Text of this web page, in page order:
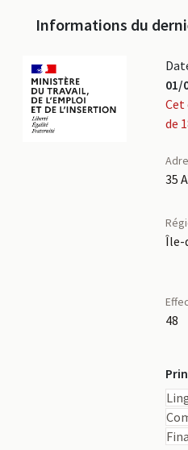
Informations du
01/
Cet
de
35
Île-
48